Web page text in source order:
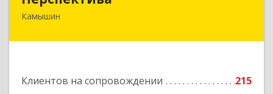
Камышин
Клиентов на сопровождении
215